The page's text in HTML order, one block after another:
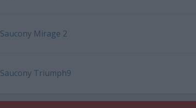
Saucony Mirage 2
Saucony Triumph9